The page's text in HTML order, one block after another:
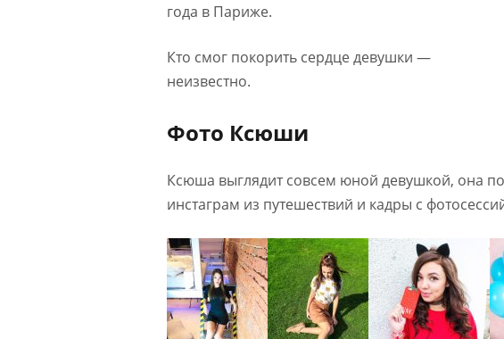
года в Париже.
Кто смог покорить сердце девушки —
неизвестно.
Фото Ксюши
Ксюша выглядит совсем юной девушкой, она
инстаграм из путешествий и кадры с